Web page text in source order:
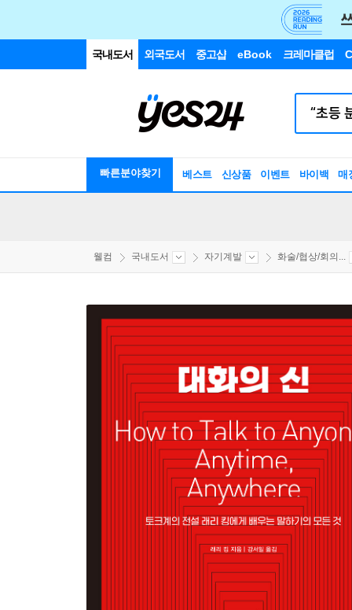
국내도서 외국도서 중고샵 eBook 크레마클럽
빠른분야찾기 베스트 신상품 이벤트 바이백 매
웰컴 국내도서 자기계발 화술/협상/회의...